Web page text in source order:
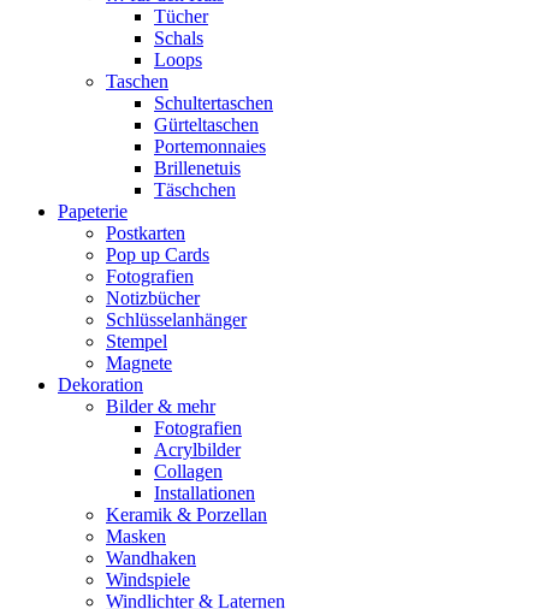
Tücher
Schals
Loops
Taschen
Schultertaschen
Gürteltaschen
Portemonnaies
Brillenetuis
Täschchen
Papeterie
Postkarten
Pop up Cards
Fotografien
Notizbücher
Schlüsselanhänger
Stempel
Magnete
Dekoration
Bilder & mehr
Fotografien
Acrylbilder
Collagen
Installationen
Keramik & Porzellan
Masken
Wandhaken
Windspiele
Windlichter & Laternen